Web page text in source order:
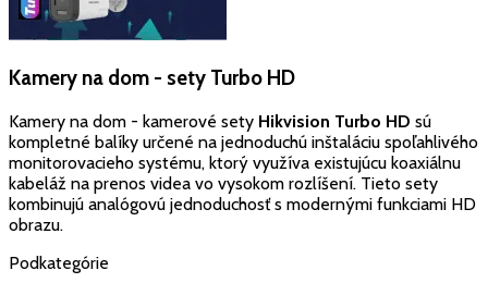
Kamery na dom - sety Turbo HD
Kamery na dom - kamerové sety Hikvision Turbo HD sú
kompletné balíky určené na jednoduchú inštaláciu spoľahlivého
monitorovacieho systému, ktorý využíva existujúcu koaxiálnu
kabeláž na prenos videa vo vysokom rozlíšení. Tieto sety
kombinujú analógovú jednoduchosť s modernými funkciami HD
obrazu.
Podkategórie